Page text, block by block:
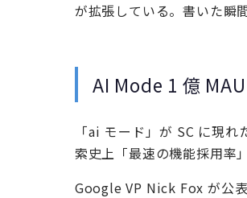
が拡張している。書いた瞬
AI Mode 1 億
「ai モード」が SC に現れ
索史上「最速の機能採用率
Google VP Nick Fox が公